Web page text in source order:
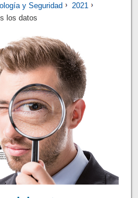
y Seguridad
2021
los datos